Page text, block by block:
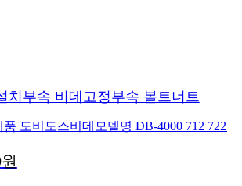
치부속 비데고정부속 볼트너트
원